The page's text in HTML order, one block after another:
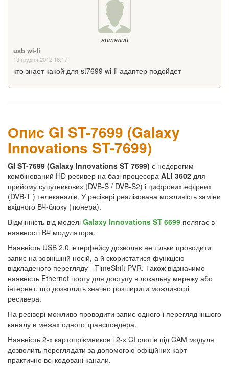
виталий
usb wi-fi
13 грудня 2012 18:17
кто знает какой для st7699 wi-fi адаптер подойдет
Опис GI ST-7699 (Galaxy
Innovations ST-7699)
GI ST-7699 (Galaxy Innovations ST 7699) є недорогим
комбінований HD ресивер на базі процесора ALI 3602 для
прийому супутникових (DVB-S / DVB-S2) і цифрових ефірних
(DVB-T ) телеканалів. У ресівері реалізована можливість заміни
вхідного ВЧ-блоку (тюнера).
Відмінність від моделі Galaxy Innovations ST 6699 полягає в
наявності ВЧ модулятора.
Наявність USB 2.0 інтерфейсу дозволяє не тільки проводити
запис на зовнішній носій, а й скористатися функцією
відкладеного перегляду - TimeShift PVR. Також відзначимо
наявність Ethernet порту для доступу в локальну мережу або
інтернет, що дозволить значно розширити можливості
ресивера.
На ресівері можливо проводити запис одного і перегляд іншого
каналу в межах одного транспондера.
Наявність 2-х картопріємников і 2-х CI слотів під CAM модуля
дозволить переглядати за допомогою офіційних карт
практично всі кодовані канали.